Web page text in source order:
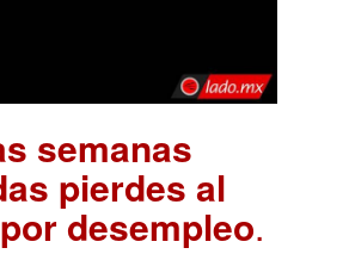
semanas
pierdes al
desempleo.